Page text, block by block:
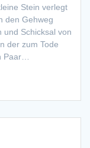
Stein verlegt
den Gehweg
und Schicksal von
der zum Tode
Paar…